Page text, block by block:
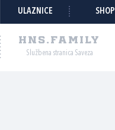
ULAZNICE SHOP
HNS.FAMILY
Službena stranica Saveza